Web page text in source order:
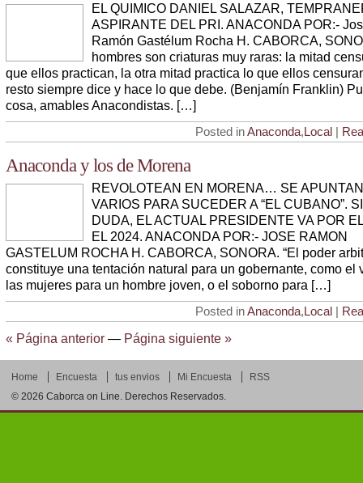
EL QUIMICO DANIEL SALAZAR,
ASPIRANTE DEL PRI. ANACONDA POR:-
Ramón Gastélum Rocha H. CABORCA,
hombres son criaturas muy raras: la mitad
que ellos practican, la otra mitad practica lo que ellos
resto siempre dice y hace lo que debe. (Benjamín Franklin)
cosa, amables Anacondistas. […]
Posted inAnaconda,Local |
Anaconda y los de Morena
REVOLOTEAN EN MORENA… SE APUNTAN
VARIOS PARA SUCEDER A “EL CUBANO”.
DUDA, EL ACTUAL PRESIDENTE VA POR
EL 2024. ANACONDA POR:- JOSE RAMON
GASTELUM ROCHA H. CABORCA, SONORA. “El poder
constituye una tentación natural para un gobernante, como el
las mujeres para un hombre joven, o el soborno para […]
Posted inAnaconda,Local |
« Página anterior — Página siguiente »
Home Encuesta tus envios Mi Encuesta
RSS
© 2026 Caborca on Line. Derechos Reservados.